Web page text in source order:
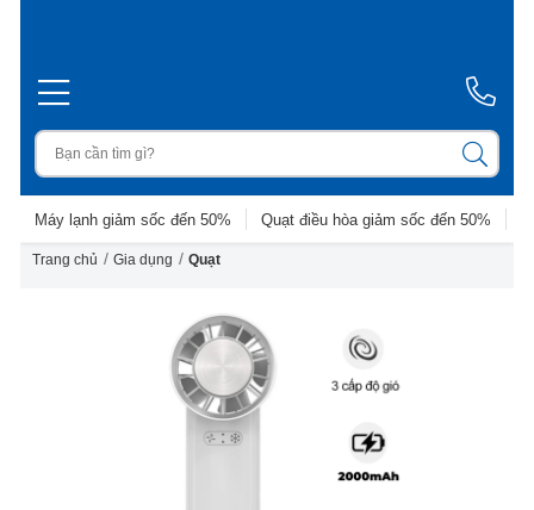
Máy lạnh giảm sốc đến 50% Quạt điều hòa giảm sốc đến 50%
Trang chủ / Gia dụng / Quạt